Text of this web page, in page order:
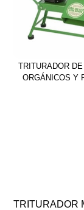
TRITURADOR
ORGÁNICOS Y
TRITURADOR